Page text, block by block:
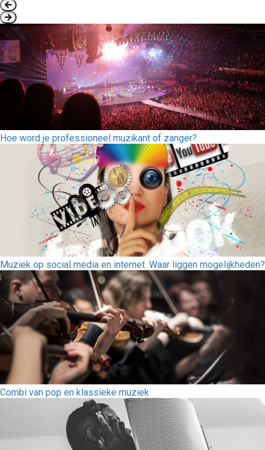
Hoe word je professioneel muzikant of zanger?
Muziek op social media en internet. Waar liggen mogelijkheden?
Combi van pop en klassieke muziek